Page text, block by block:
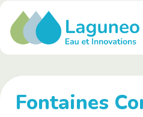
Fontaines